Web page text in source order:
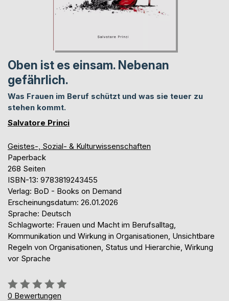
Oben ist es einsam. Nebenan
gefährlich.
Was Frauen im Beruf schützt und was sie teuer zu
stehen kommt.
Salvatore Princi
Geistes-, Sozial- & Kulturwissenschaften
Paperback
268 Seiten
ISBN-13: 9783819243455
Verlag: BoD - Books on Demand
Erscheinungsdatum: 26.01.2026
Sprache: Deutsch
Schlagworte: Frauen und Macht im Berufsalltag,
Kommunikation und Wirkung in Organisationen, Unsichtbare
Regeln von Organisationen, Status und Hierarchie, Wirkung
vor Sprache
Bewertung::
0%
0 Bewertungen